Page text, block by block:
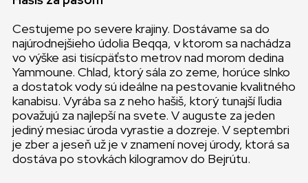
Cestujeme po severe krajiny. Dostávame sa do
najúrodnejšieho údolia Beqqa, v ktorom sa nachádza
vo výške asi tisícpäťsto metrov nad morom dedina
Yammoune. Chlad, ktorý sála zo zeme, horúce slnko
a dostatok vody sú ideálne na pestovanie kvalitného
kanabisu. Vyrába sa z neho hašiš, ktorý tunajší ľudia
považujú za najlepší na svete. V auguste za jeden
jediný mesiac úroda vyrastie a dozreje. V septembri
je zber a jeseň už je v znamení novej úrody, ktorá sa
dostáva po stovkách kilogramov do Bejrútu.